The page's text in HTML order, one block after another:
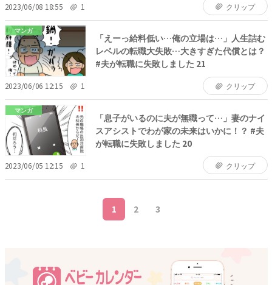
2023/06/08 18:55 1 クリップ
マンガ
「えーっ給料低い…俺の立場は…」人生詰む
レベルの転職大失敗…大きすぎた代償とは？
#夫が転職に失敗しました 21
2023/06/06 12:15 1 クリップ
マンガ
「息子がいるのに夫が無職って…」妻のナイ
スアシストでわが家の未来はいかに！？ #夫
が転職に失敗しました 20
2023/06/05 12:15 1 クリップ
1 2 3